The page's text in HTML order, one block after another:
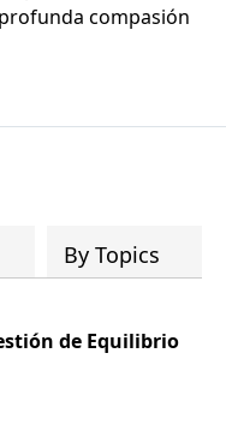
compasión
By Topics
de Equilibrio